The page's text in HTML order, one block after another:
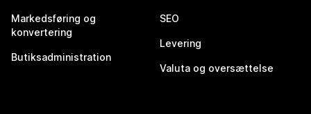
Markedsføring og
konvertering
Butiksadministration
SEO
Levering
Valuta og oversættelse